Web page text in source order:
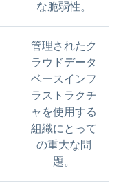
な脆弱性。
管理されたク
ラウドデータ
ベースインフ
ラストラクチ
ャを使用する
組織にとって
の重大な問
題。